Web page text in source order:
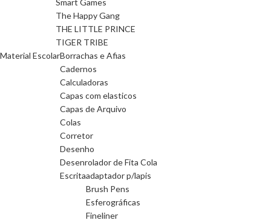
Smart Games
The Happy Gang
THE LITTLE PRINCE
TIGER TRIBE
Material EscolarBorrachas e Afias
Cadernos
Calculadoras
Capas com elasticos
Capas de Arquivo
Colas
Corretor
Desenho
Desenrolador de Fita Cola
Escritaadaptador p/lapis
Brush Pens
Esferográficas
Fineliner